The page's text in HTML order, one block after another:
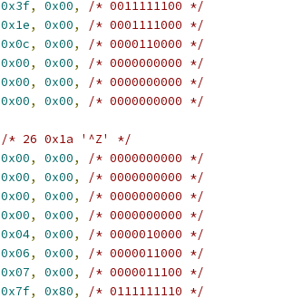
0x3f, 0x00,
/* 0011111100 */
0x1e, 0x00,
/* 0001111000 */
0x0c, 0x00,
/* 0000110000 */
0x00, 0x00,
/* 0000000000 */
0x00, 0x00,
/* 0000000000 */
0x00, 0x00, /* 0000000000 */
/* 26 0x1a '^Z' */
0x00, 0x00,
/* 0000000000 */
0x00, 0x00,
/* 0000000000 */
0x00, 0x00,
/* 0000000000 */
0x00, 0x00,
/* 0000000000 */
0x04, 0x00,
/* 0000010000 */
0x06, 0x00,
/* 0000011000 */
0x07, 0x00,
/* 0000011100 */
0x7f, 0x80,
/* 0111111110 */